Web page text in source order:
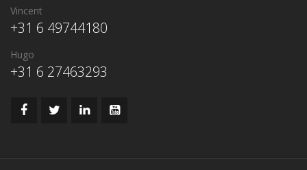
Vincent
+31 6 49744180
Hugo
+31 6 27463293